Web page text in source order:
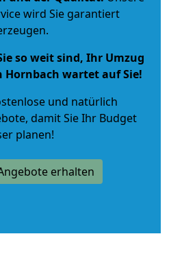
wird Sie garantiert
so weit sind, Ihr Umzug
wartet auf Sie!
und natürlich
, damit Sie Ihr Budget
planen!
erhalten